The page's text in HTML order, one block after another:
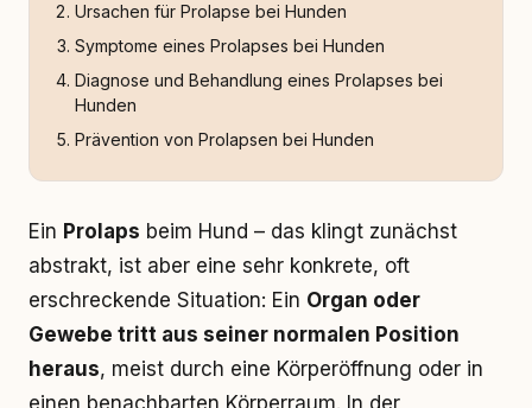
Ursachen für Prolapse bei Hunden
Symptome eines Prolapses bei Hunden
Diagnose und Behandlung eines Prolapses bei
Hunden
Prävention von Prolapsen bei Hunden
Ein Prolaps beim Hund – das klingt zunächst
abstrakt, ist aber eine sehr konkrete, oft
erschreckende Situation: Ein Organ oder
Gewebe tritt aus seiner normalen Position
heraus, meist durch eine Körperöffnung oder in
einen benachbarten Körperraum. In der